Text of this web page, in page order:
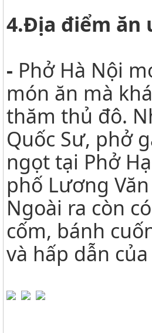
4.Địa điểm ăn
- Phở Hà Nội
món ăn mà
thăm thủ đô.
Quốc Sư, phở
ngọt tại Phở
phố Lương
Ngoài ra còn
cốm, bánh
và hấp dẫn